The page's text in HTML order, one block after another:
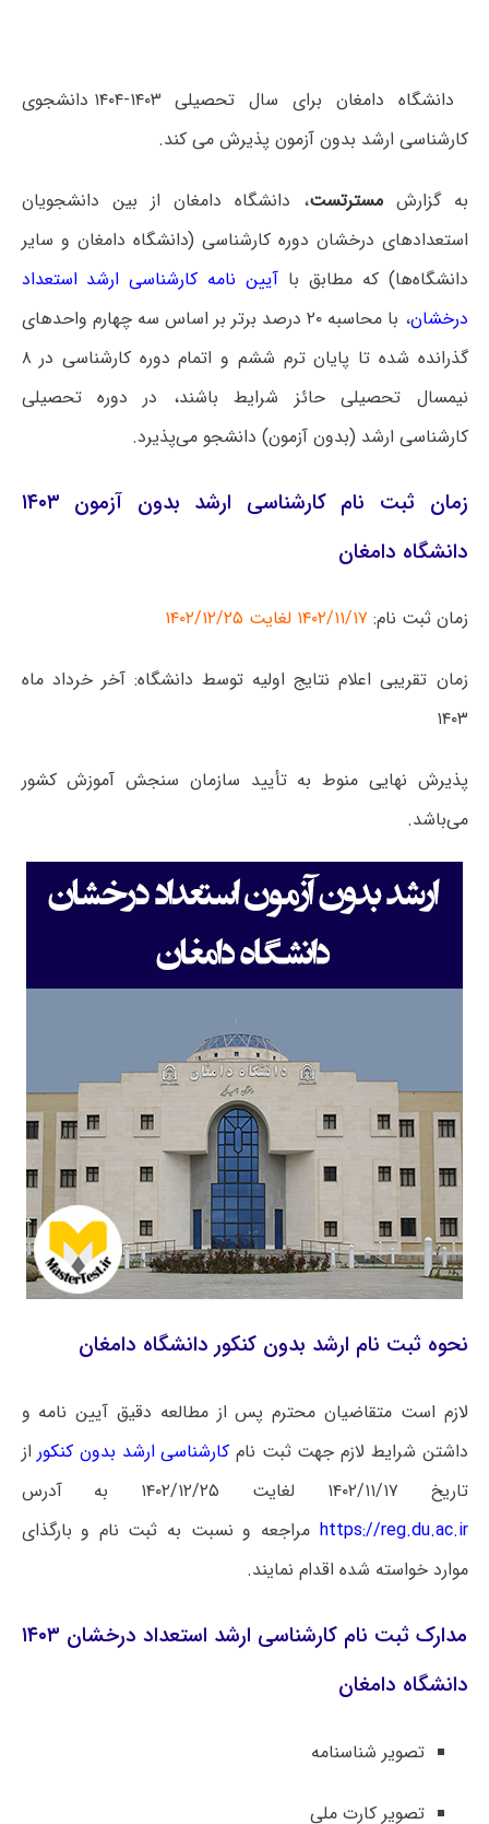
دانشگاه دامغان برای سال تحصیلی ۱۴۰۳-۱۴۰۴ دانشجوی
کارشناسی ارشد بدون آزمون پذیرش می کند.
به گزارشمسترتست، دانشگاه دامغان از بین دانشجویان
استعدادهای درخشان دوره کارشناسی (دانشگاه دامغان و سایر
دانشگاه‌ها) که مطابق با آیین نامه کارشناسی ارشد استعداد
درخشان
، با محاسبه ۲۰ درصد برتر بر اساس سه چهارم واحدهای
گذرانده شده تا پایان ترم ششم و اتمام دوره کارشناسی در ۸
نیمسال تحصیلی حائز شرایط باشند، در دوره تحصیلی
کارشناسی ارشد (بدون آزمون) دانشجو می‌پذیرد.
زمان ثبت نام کارشناسی ارشد بدون آزمون ۱۴۰۳
دانشگاه دامغان
زمان ثبت نام: ۱۴۰۲/۱۱/۱۷ لغایت ۱۴۰۲/۱۲/۲۵
زمان تقریبی اعلام نتایج اولیه توسط دانشگاه: آخر خرداد ماه
۱۴۰۳
پذیرش نهایی منوط به تأیید سازمان سنجش آموزش کشور
می‌باشد.
نحوه ثبت نام ارشد بدون کنکور دانشگاه دامغان
لازم است متقاضیان محترم پس از مطالعه دقیق آیین نامه و
داشتن شرایط لازم جهت ثبت نام کارشناسی ارشد بدون کنکوراز
تاریخ ۱۴۰۲/۱۱/۱۷ لغایت ۱۴۰۲/۱۲/۲۵ به آدرس
https://reg.du.ac.ir مراجعه و نسبت به ثبت نام و بارگذای
موارد خواسته شده اقدام نمایند.
مدارک ثبت نام کارشناسی ارشد استعداد درخشان ۱۴۰۳
دانشگاه دامغان
تصویر شناسنامه
تصویر کارت ملی